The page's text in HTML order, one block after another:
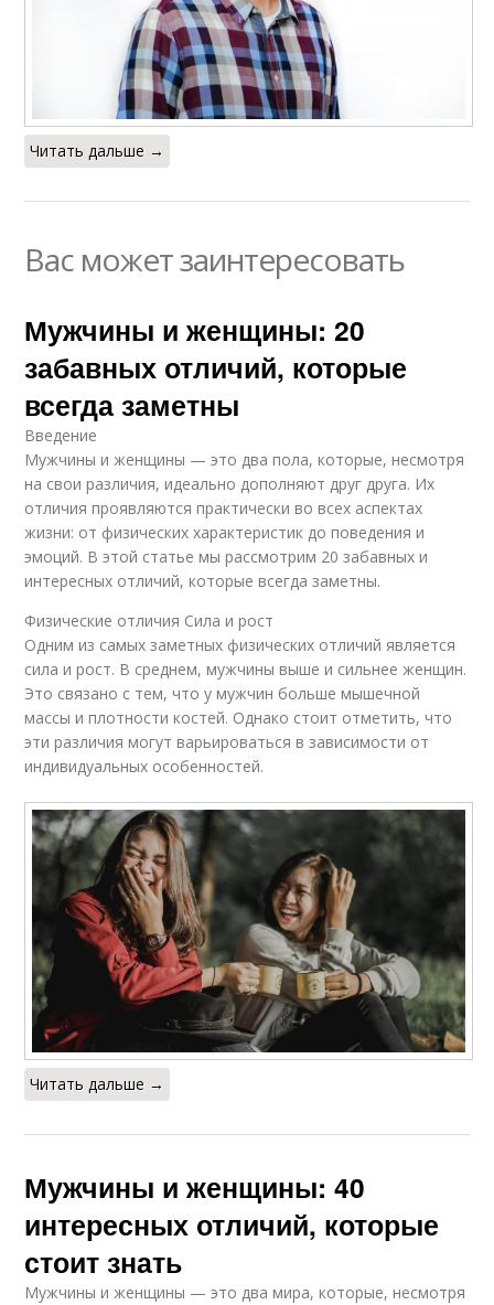
Читать дальше →
Вас может заинтересовать
Мужчины и женщины: 20
забавных отличий, которые
всегда заметны
Введение
Мужчины и женщины — это два пола, которые, несмотря
на свои различия, идеально дополняют друг друга. Их
отличия проявляются практически во всех аспектах
жизни: от физических характеристик до поведения и
эмоций. В этой статье мы рассмотрим 20 забавных и
интересных отличий, которые всегда заметны.
Физические отличия Сила и рост
Одним из самых заметных физических отличий является
сила и рост. В среднем, мужчины выше и сильнее женщин.
Это связано с тем, что у мужчин больше мышечной
массы и плотности костей. Однако стоит отметить, что
эти различия могут варьироваться в зависимости от
индивидуальных особенностей.
Читать дальше →
Мужчины и женщины: 40
интересных отличий, которые
стоит знать
Мужчины и женщины — это два мира, которые, несмотря